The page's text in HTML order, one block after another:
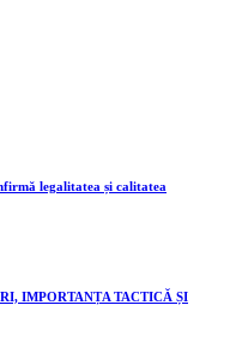
legalitatea și calitatea
IMPORTANȚA TACTICĂ ȘI